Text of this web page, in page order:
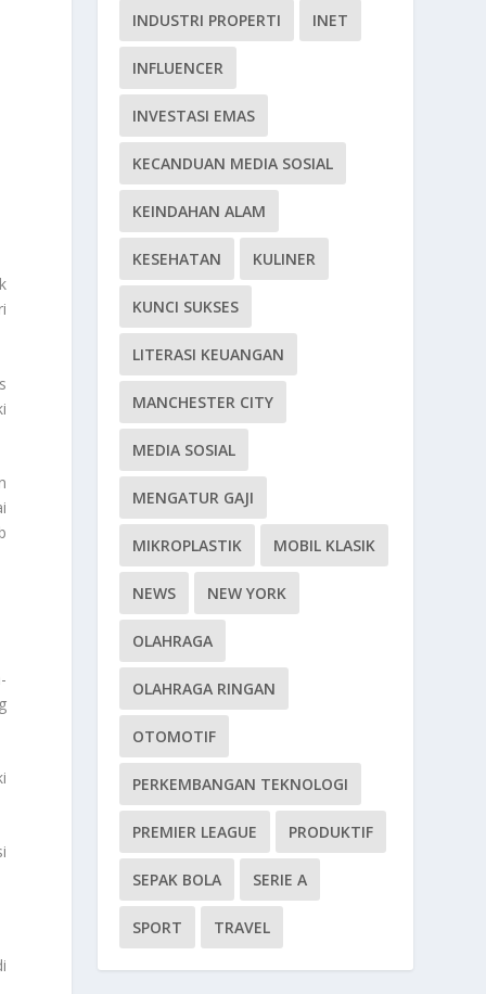
INDUSTRI PROPERTI INET
INFLUENCER
INVESTASI EMAS
KECANDUAN MEDIA SOSIAL
KEINDAHAN ALAM
KESEHATAN KULINER
KUNCI SUKSES
LITERASI KEUANGAN
MANCHESTER CITY
MEDIA SOSIAL
MENGATUR GAJI
MIKROPLASTIK MOBIL KLASIK
NEWS NEW YORK
OLAHRAGA
OLAHRAGA RINGAN
OTOMOTIF
PERKEMBANGAN TEKNOLOGI
PREMIER LEAGUE PRODUKTIF
SEPAK BOLA SERIE A
SPORT TRAVEL